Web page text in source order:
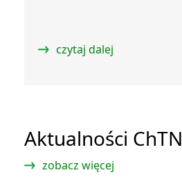
czytaj dalej
Aktualności ChTN
zobacz więcej